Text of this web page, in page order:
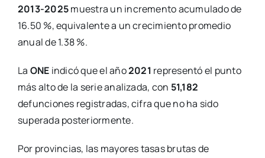
2013-2025muestra un incremento acumulado de
16.50 %, equivalente a un crecimiento promedio
anual de 1.38 %.
La ONE indicó que el año2021 representó el punto
más alto de la serie analizada, con 51,182
defunciones registradas, cifra que no ha sido
superada posteriormente.
Por provincias, las mayores tasas brutas de